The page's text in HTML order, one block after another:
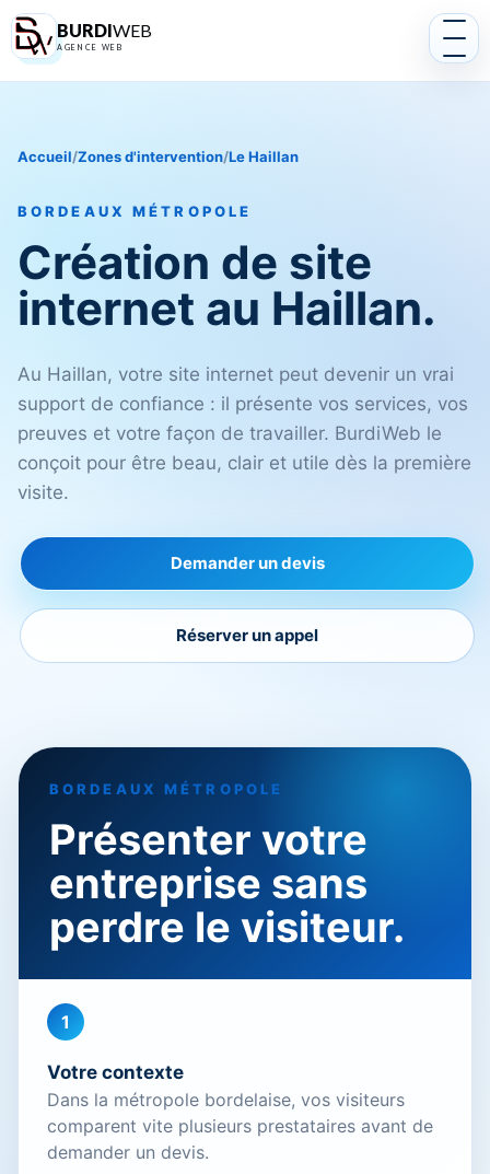
BURDIWEB
AGENCE WEB
Accueil/Zones d'intervention/Le Haillan
BORDEAUX MÉTROPOLE
Création de site
internet au Haillan.
Au Haillan, votre site internet peut devenir un vrai
support de confiance : il présente vos services, vos
preuves et votre façon de travailler. BurdiWeb le
conçoit pour être beau, clair et utile dès la première
visite.
Demander un devis
Réserver un appel
BORDEAUX MÉTROPOLE
Présenter votre
entreprise sans
perdre le visiteur.
1
Votre contexte
Dans la métropole bordelaise, vos visiteurs
comparent vite plusieurs prestataires avant de
demander un devis.